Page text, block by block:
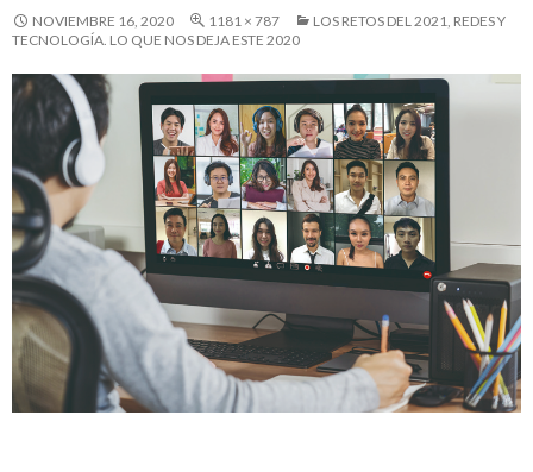
NOVIEMBRE 16, 2020 1181 × 787
LOS RETOS DEL 2021, REDES Y
TECNOLOGÍA. LO QUE NOS DEJA ESTE 2020